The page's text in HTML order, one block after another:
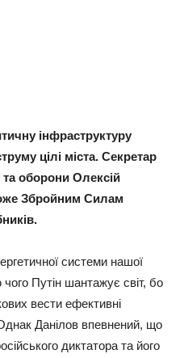
інфраструктуру
цілі міста. Секретар
та оборони Олексій
Збройним Силам
системи нашої
Путін шантажує світ, бо
вести ефективні
Данілов впевнений, що
диктатора та його